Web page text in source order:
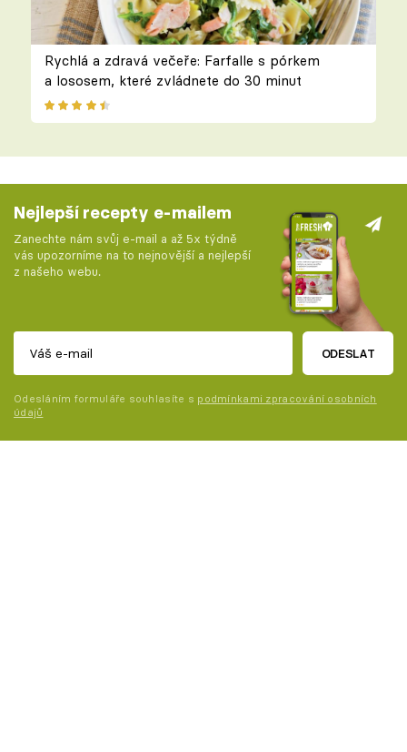
Rychlá a zdravá večeře: Farfalle s pórkem
a lososem, které zvládnete do 30 minut
Nejlepší recepty e-mailem
Zanechte nám svůj e-mail a až 5x týdně
vás upozorníme na to nejnovější a nejlepší
z našeho webu.
ODESLAT
Odesláním formuláře souhlasíte s podmínkami zpracování osobních
údajů